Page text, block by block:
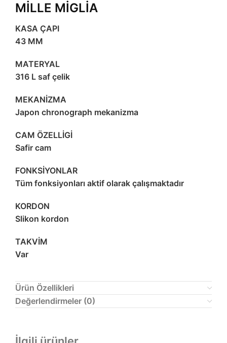
MİLLE MİGLİA
KASA ÇAPI
43 MM
MATERYAL
316 L saf çelik
MEKANİZMA
Japon chronograph mekanizma
CAM ÖZELLİGİ
Safir cam
FONKSİYONLAR
Tüm fonksiyonları aktif olarak çalışmaktadır
KORDON
Slikon kordon
TAKVİM
Var
Ürün Özellikleri
Değerlendirmeler (0)